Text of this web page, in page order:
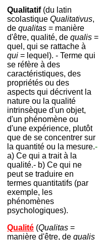
Qualitatif(du latin
scolastique Qualitativus,
de qualitas = manière
d'être, qualité, de qualis =
quel, qui se rattache à
qui = lequel). - Terme qui
se réfère à des
caractéristiques, des
propriétés ou des
aspects qui décrivent la
nature ou la qualité
intrinsèque d'un objet,
d'un phénomène ou
d'une expérience, plutôt
que de se concentrer sur
la quantité ou la mesure.-
a) Ce qui a trait à la
qualité.- b) Ce qui ne
peut se traduire en
termes quantitatifs (par
exemple, les
phénomènes
psychologiques).
Qualité (Qualitas =
manière d'être, de qualis